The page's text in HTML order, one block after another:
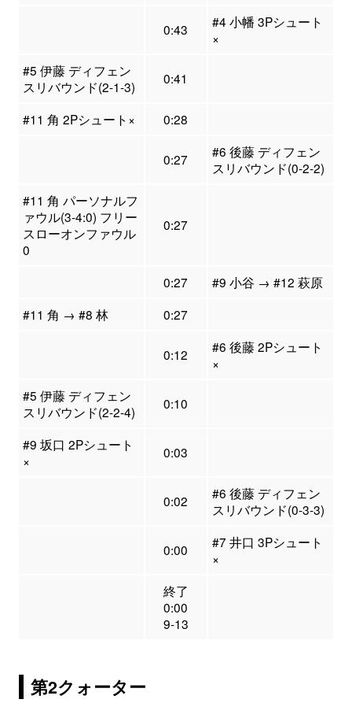
0:43
#4 小幡 3Pシュート
×
#5 伊藤 ディフェン
スリバウンド(2-1-3)
0:41
#11 角 2Pシュート× 0:28
0:27
#6 後藤 ディフェン
スリバウンド(0-2-2)
#11 角 パーソナルフ
ァウル(3-4:0) フリー
スローオンファウル
0
0:27
0:27
#9 小谷 → #12 萩原
#11 角 → #8 林
0:27
0:12
#6 後藤 2Pシュート
×
#5 伊藤 ディフェン
スリバウンド(2-2-4)
0:10
#9 坂口 2Pシュート
×
0:03
0:02
#6 後藤 ディフェン
スリバウンド(0-3-3)
0:00
#7 井口 3Pシュート
×
終了
0:00
9-13
第2クォーター